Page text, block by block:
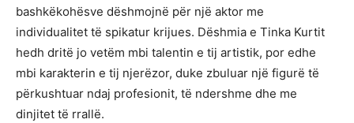
bashkëkohësve dëshmojnë për një aktor me
individualitet të spikatur krijues. Dëshmia e Tinka Kurtit
hedh dritë jo vetëm mbi talentin e tij artistik, por edhe
mbi karakterin e tij njerëzor, duke zbuluar një figurë të
përkushtuar ndaj profesionit, të ndershme dhe me
dinjitet të rrallë.